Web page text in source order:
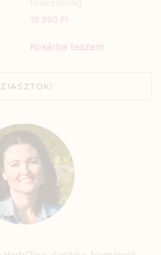
19.990 Ft
Kosárba teszem